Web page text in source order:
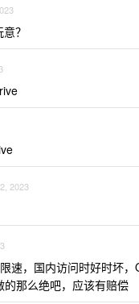
？
2023
速，国内访问时好时坏
那么绝吧，应该有赔偿